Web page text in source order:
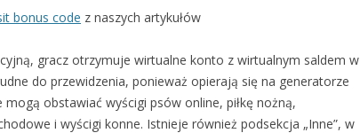
bonus code z naszych artykułów
gracz otrzymuje wirtualne konto z wirtualnym saldem w
do przewidzenia, ponieważ opierają się na generatorze
obstawiać wyścigi psów online, piłkę nożną,
i wyścigi konne. Istnieje również podsekcja „Inne”, w